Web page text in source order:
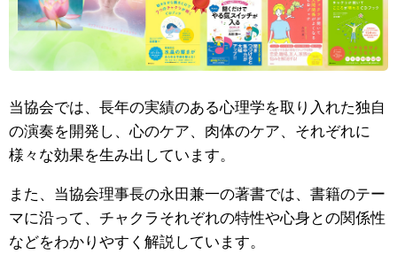
当協会では、長年の実績のある心理学を取り入れた独自
の演奏を開発し、心のケア、肉体のケア、それぞれに
様々な効果を生み出しています。
また、当協会理事長の永田兼一の著書では、書籍のテー
マに沿って、チャクラそれぞれの特性や心身との関係性
などをわかりやすく解説しています。